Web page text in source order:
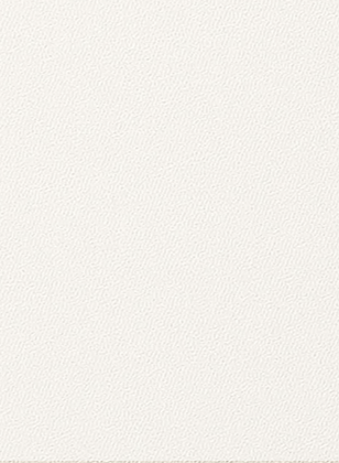
Unsere Produkte können in der Maschine
oder mit einem feuchten Tuch abgewischt
Wofür wird das Produkt verwendet?
Unsere Produkte sind als Hintergründe für
professionelle Studio-Fotoshootings
können auch als Wandbehänge verwendet
so ein ästhetisch ansprechendes Ambiente
Zuhause oder Büro schaffen. Sie können
Gemälde an die Wand gehängt werden. Die
hochauflösenden Bilder auf unseren
mithilfe künstlicher Intelligenz erzeugt und
eine warme und natürliche Atmosphäre.
Wie montiert man das Produkt?
Für die Verwendung des Hintergrunds wird
ein Hintergrundständer benötigt. Mit
befestigen. Sie können auch doppelseitiges
Klebeband oder Klebestreifen verwenden,
als Abdeckung an die Wand hängen